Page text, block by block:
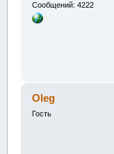
Сообщений: 4222
Oleg
Гость